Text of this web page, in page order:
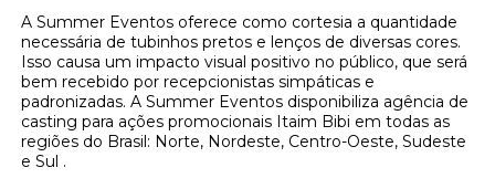
A Summer Eventos oferece como cortesia a quantidade
necessária de tubinhos pretos e lenços de diversas cores.
Isso causa um impacto visual positivo no público, que será
bem recebido por recepcionistas simpáticas e
padronizadas. A Summer Eventos disponibiliza agência de
casting para ações promocionais Itaim Bibi em todas as
regiões do Brasil: Norte, Nordeste, Centro-Oeste, Sudeste
e Sul .